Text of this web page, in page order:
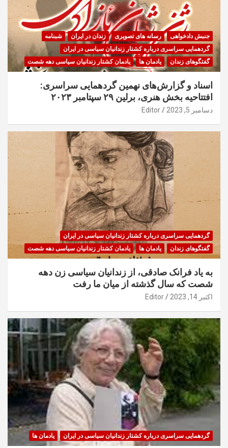
جنبش دادخواهی رسانه های تصویری زندان در ایران
شبنامه
گردهمایی سراسری درباره کشتار زندانیان سیاسی در ایران
گفتگوهای زندان
یادمان ها یادمان کشتار زندانیان سیاسی دهه شصت
اسناد و گزارش‌های نهمین گردهمایی سراسری:
افتتاحیه بخش هنری، برلین ۲۹ سپتامبر ۲۰۲۳
دسامبر 5, 2023 Editor
گردهمایی سراسری درباره کشتار زندانیان سیاسی در ایران
گفتگوهای زندان
یادمان ها یادمان کشتار زندانیان سیاسی دهه شصت
به یاد فرانک صادقی، از زندانیان سیاسی زن دهه
شصت که سال گذشته از میان ما رفت
اکتبر 14, 2023 Editor
گردهمایی سراسری درباره کشتار زندانیان سیاسی در ایران یادمان ها